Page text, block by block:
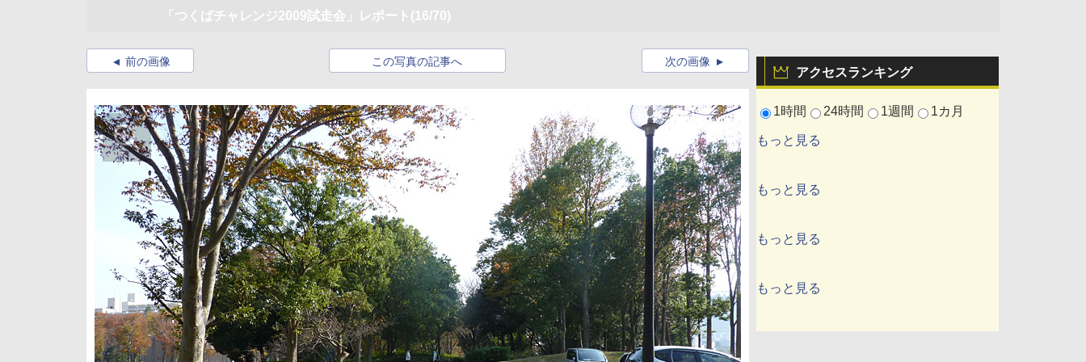
「つくばチャレンジ2009試走会」レポート (16/70)
アクセスランキング
1時間 24時間 1週間 1カ月
もっと見る
もっと見る
もっと見る
もっと見る
前の画像 この写真の記事へ 次の画像